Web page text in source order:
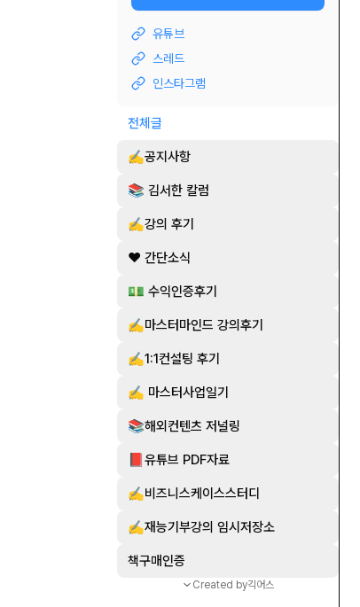
유튜브
스레드
인스타그램
전체글
✍️공지사항
📚 김서한 칼럼
✍️강의 후기
❤️ 간단소식
💵 수익인증후기
✍️마스터마인드 강의후기
✍️1:1컨설팅 후기
✍️ 마스터사업일기
📚해외컨텐츠 저널링
📕유튜브 PDF자료
✍️비즈니스케이스스터디
✍️재능기부강의 임시저장소
책구매인증
Created by긱어스